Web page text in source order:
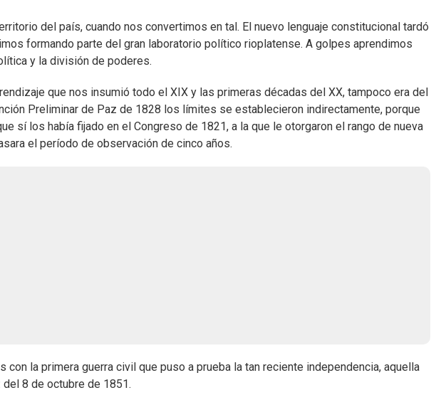
del país, cuando nos convertimos en tal. El nuevo lenguaje constitucional tardó
formando parte del gran laboratorio político rioplatense. A golpes aprendimos
y la división de poderes.
que nos insumió todo el XIX y las primeras décadas del XX, tampoco era del
Preliminar de Paz de 1828 los límites se establecieron indirectamente, porque
sí los había fijado en el Congreso de 1821, a la que le otorgaron el rango de nueva
el período de observación de cinco años.
con la primera guerra civil que puso a prueba la tan reciente independencia, aquella
del 8 de octubre de 1851.